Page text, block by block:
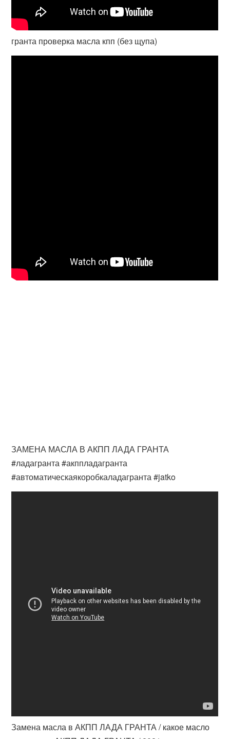
гранта проверка масла кпп (без щупа)
ЗАМЕНА МАСЛА В АКПП ЛАДА ГРАНТА
#ладагранта #акппладагранта
#автоматическаякоробкаладагранта #jatko
Замена масла в АКПП ЛАДА ГРАНТА / какое масло